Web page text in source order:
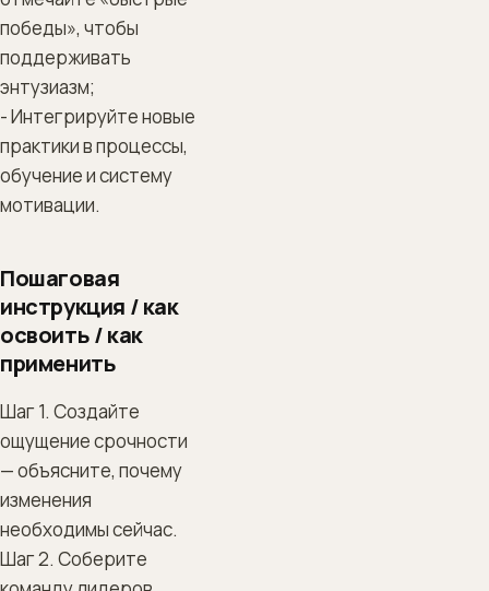
победы», чтобы
поддерживать
энтузиазм;
- Интегрируйте новые
практики в процессы,
обучение и систему
мотивации.
Пошаговая
инструкция / как
освоить / как
применить
Шаг 1. Создайте
ощущение срочности
— объясните, почему
изменения
необходимы сейчас.
Шаг 2. Соберите